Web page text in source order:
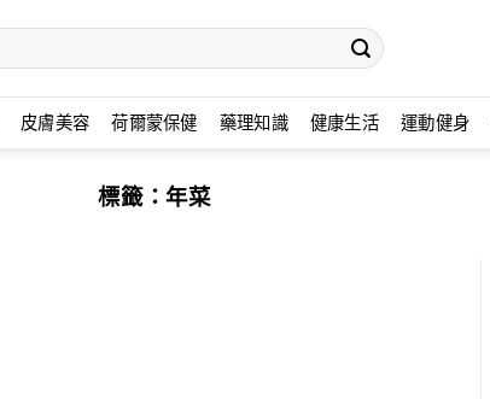
皮膚美容 荷爾蒙保健 藥理知識 健康生活 運動健身
標籤：年菜